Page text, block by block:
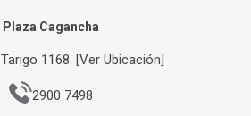
Plaza Cagancha
1168. [Ver Ubicación]
2900 7498